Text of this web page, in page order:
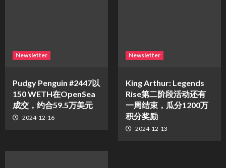
Newsletter
Pudgy Penguin #2447以
150 WETH在OpenSea
成交，约合59.5万美元
2024-12-16
Newsletter
King Arthur: Legends
Rise第二阶段活动还有
一周结束，瓜分1200万
积分奖励
2024-12-13